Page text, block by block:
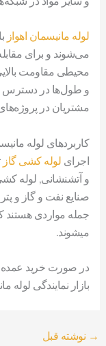
لوله‌ مانیسمان اهواز
می‌شوند و برای
محیطی مقاومت
و طول‌ها در دسترس
مشتریان در
کاربردهای لوله مانیسمان
اجرای لوله کشی گاز
و آتشنشانی, لوله
صنایع نفت و گاز و
جمله مواردی هستند
میشوند.
در صورت خرید عمده
بازار نمایندگی لوله
→ نوشته قبل